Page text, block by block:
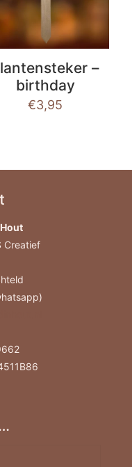
–
birthday
€3,95
Creatief